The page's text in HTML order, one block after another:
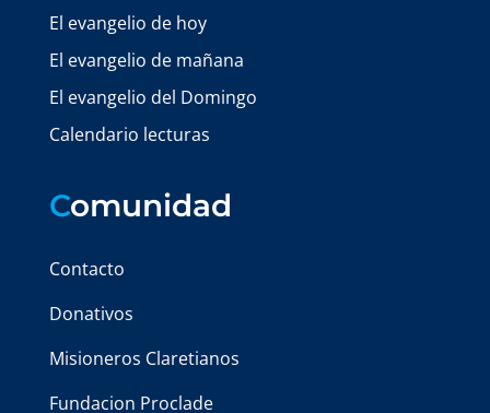
El evangelio de hoy
El evangelio de mañana
El evangelio del Domingo
Calendario lecturas
Comunidad
Contacto
Donativos
Misioneros Claretianos
Fundacion Proclade